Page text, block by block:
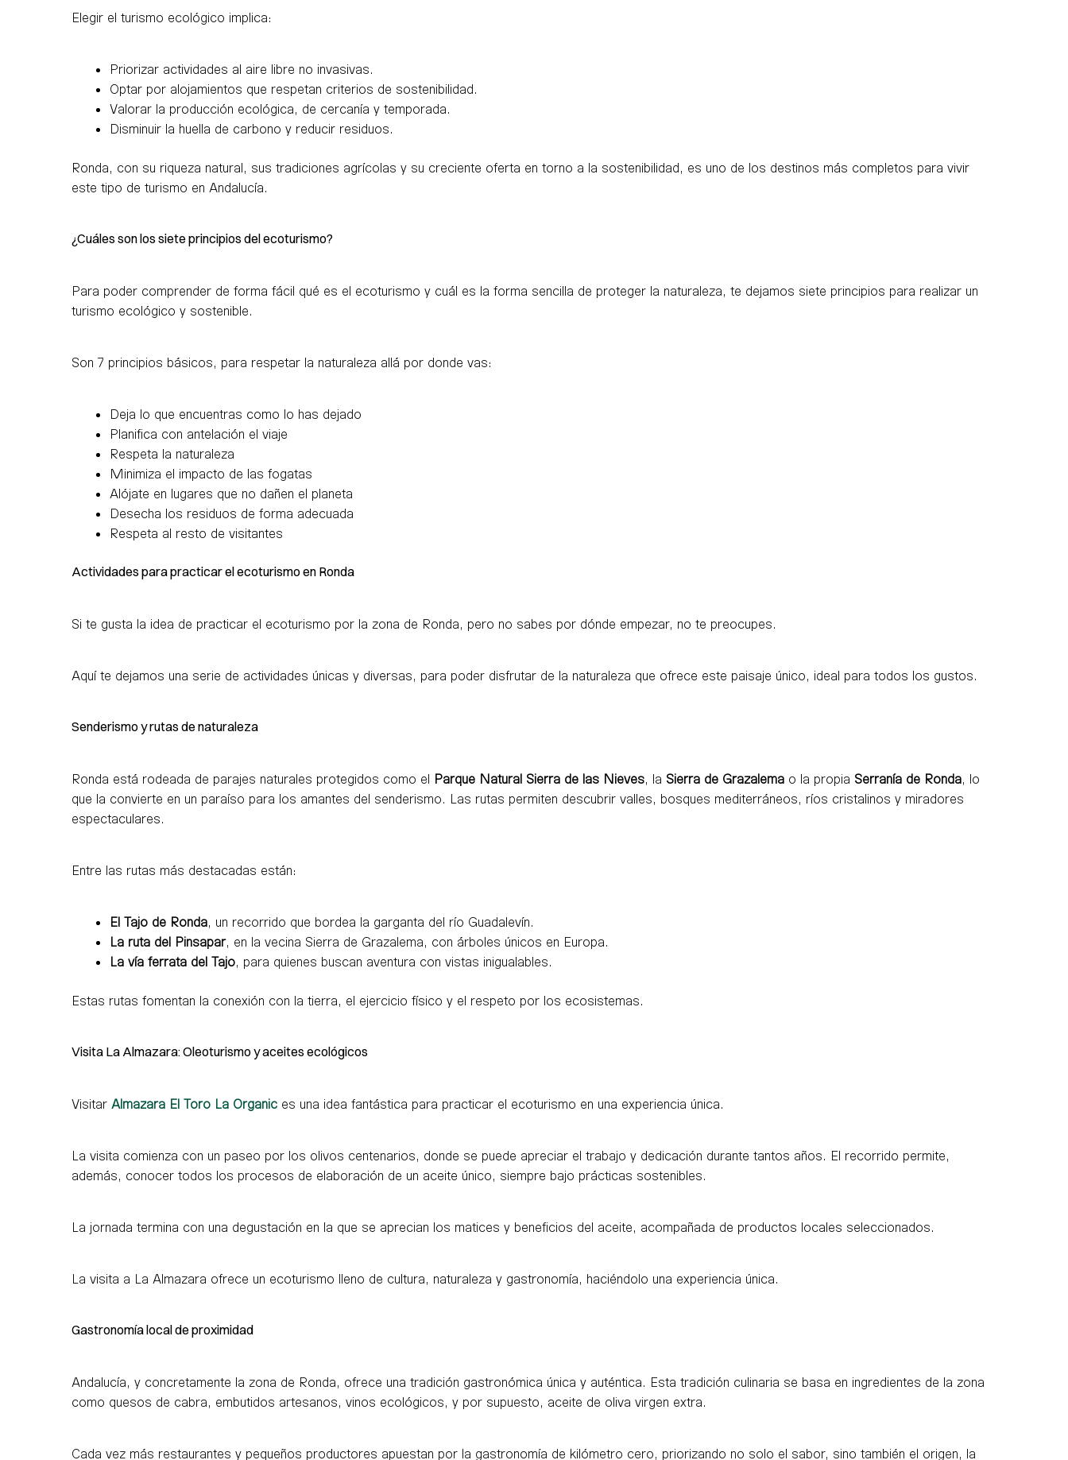
Elegir el turismo ecológico implica:
Priorizar actividades al aire libre no invasivas.
Optar por alojamientos que respetan criterios de sostenibilidad.
Valorar la producción ecológica, de cercanía y temporada.
Disminuir la huella de carbono y reducir residuos.
Ronda, con su riqueza natural, sus tradiciones agrícolas y su creciente oferta en torno a la sostenibilidad, es uno de los destinos más completos para vivir
este tipo de turismo en Andalucía.
¿Cuáles son los siete principios del ecoturismo?
Para poder comprender de forma fácil qué es el ecoturismo y cuál es la forma sencilla de proteger la naturaleza, te dejamos siete principios para realizar un
turismo ecológico y sostenible.
Son 7 principios básicos, para respetar la naturaleza allá por donde vas:
Deja lo que encuentras como lo has dejado
Planifica con antelación el viaje
Respeta la naturaleza
Minimiza el impacto de las fogatas
Alójate en lugares que no dañen el planeta
Desecha los residuos de forma adecuada
Respeta al resto de visitantes
Actividades para practicar el ecoturismo en Ronda
Si te gusta la idea de practicar el ecoturismo por la zona de Ronda, pero no sabes por dónde empezar, no te preocupes.
Aquí te dejamos una serie de actividades únicas y diversas, para poder disfrutar de la naturaleza que ofrece este paisaje único, ideal para todos los gustos.
Senderismo y rutas de naturaleza
Ronda está rodeada de parajes naturales protegidos como el Parque Natural Sierra de las Nieves, la Sierra de Grazalema o la propia Serranía de Ronda, lo
que la convierte en un paraíso para los amantes del senderismo. Las rutas permiten descubrir valles, bosques mediterráneos, ríos cristalinos y miradores
espectaculares.
Entre las rutas más destacadas están:
El Tajo de Ronda, un recorrido que bordea la garganta del río Guadalevín.
La ruta del Pinsapar, en la vecina Sierra de Grazalema, con árboles únicos en Europa.
La vía ferrata del Tajo, para quienes buscan aventura con vistas inigualables.
Estas rutas fomentan la conexión con la tierra, el ejercicio físico y el respeto por los ecosistemas.
Visita La Almazara: Oleoturismo y aceites ecológicos
Visitar Almazara El Toro La Organic es una idea fantástica para practicar el ecoturismo en una experiencia única.
La visita comienza con un paseo por los olivos centenarios, donde se puede apreciar el trabajo y dedicación durante tantos años. El recorrido permite,
además, conocer todos los procesos de elaboración de un aceite único, siempre bajo prácticas sostenibles.
La jornada termina con una degustación en la que se aprecian los matices y beneficios del aceite, acompañada de productos locales seleccionados.
La visita a La Almazara ofrece un ecoturismo lleno de cultura, naturaleza y gastronomía, haciéndolo una experiencia única.
Gastronomía local de proximidad
Andalucía, y concretamente la zona de Ronda, ofrece una tradición gastronómica única y auténtica. Esta tradición culinaria se basa en ingredientes de la zona
como quesos de cabra, embutidos artesanos, vinos ecológicos, y por supuesto, aceite de oliva virgen extra.
Cada vez más restaurantes y pequeños productores apuestan por la gastronomía de kilómetro cero, priorizando no solo el sabor, sino también el origen, la